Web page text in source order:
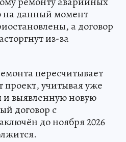
на данный момент
а договор
из-за
пересчитывает
проект, учитывая уже
выявленную новую
договор с
до ноября 2026